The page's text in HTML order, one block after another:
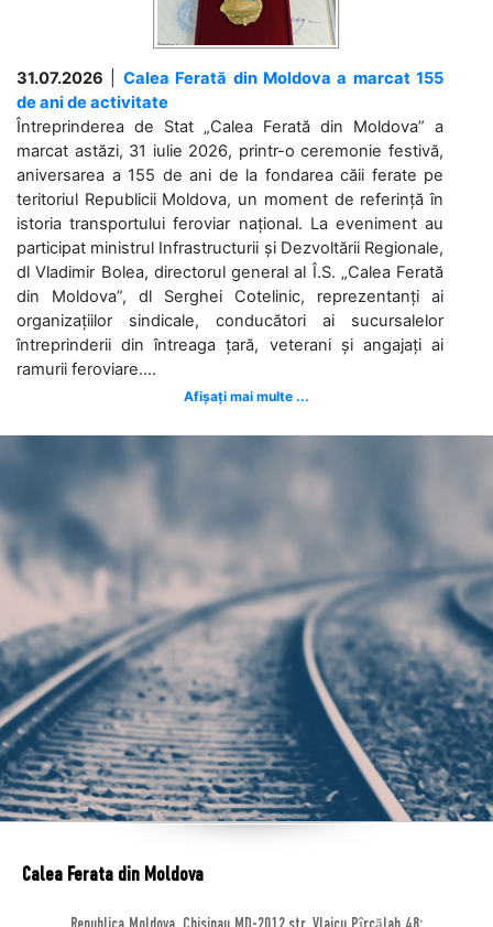
31.07.2026
Calea Ferată din Moldova a marcat 155
de ani de activitate
Întreprinderea de Stat „Calea Ferată din Moldova” a
marcat astăzi, 31 iulie 2026, printr-o ceremonie festivă,
aniversarea a 155 de ani de la fondarea căii ferate pe
teritoriul Republicii Moldova, un moment de referință în
istoria transportului feroviar național. La eveniment au
participat ministrul Infrastructurii și Dezvoltării Regionale,
dl Vladimir Bolea, directorul general al Î.S. „Calea Ferată
din Moldova”, dl Serghei Cotelinic, reprezentanți ai
organizațiilor sindicale, conducători ai sucursalelor
întreprinderii din întreaga țară, veterani și angajați ai
ramurii feroviare....
Afișați mai multe ...
Calea Ferata din Moldova